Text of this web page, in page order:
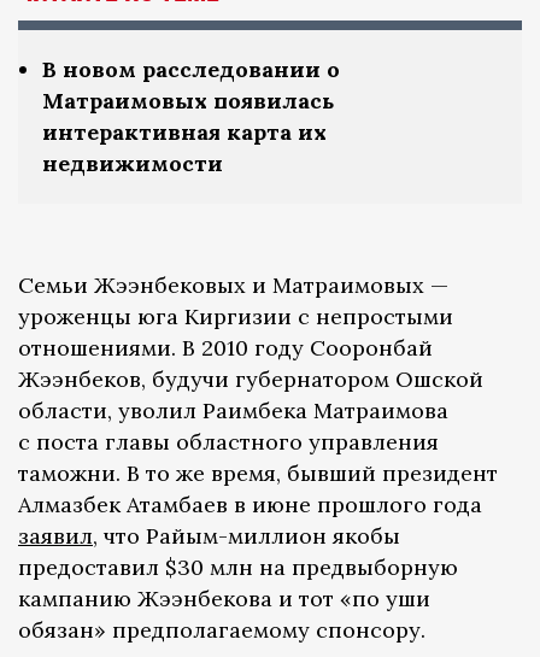
В новом расследовании о
Матраимовых появилась
интерактивная карта их
недвижимости
Семьи Жээнбековых и Матраимовых —
уроженцы юга Киргизии с непростыми
отношениями. В 2010 году Сооронбай
Жээнбеков, будучи губернатором Ошской
области, уволил Раимбека Матраимова
с поста главы областного управления
таможни. В то же время, бывший президент
Алмазбек Атамбаев в июне прошлого года
заявил, что Райым-миллион якобы
предоставил $30 млн на предвыборную
кампанию Жээнбекова и тот «по уши
обязан» предполагаемому спонсору.